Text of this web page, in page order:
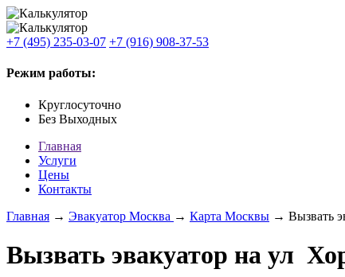
+7 (495) 235-03-07 +7 (916) 908-37-53
Режим работы:
Круглосуточно
Без Выходных
Главная
Услуги
Цены
Контакты
Главная → Эвакуатор Москва → Карта Москвы → Вызвать
Вызвать эвакуатор на ул